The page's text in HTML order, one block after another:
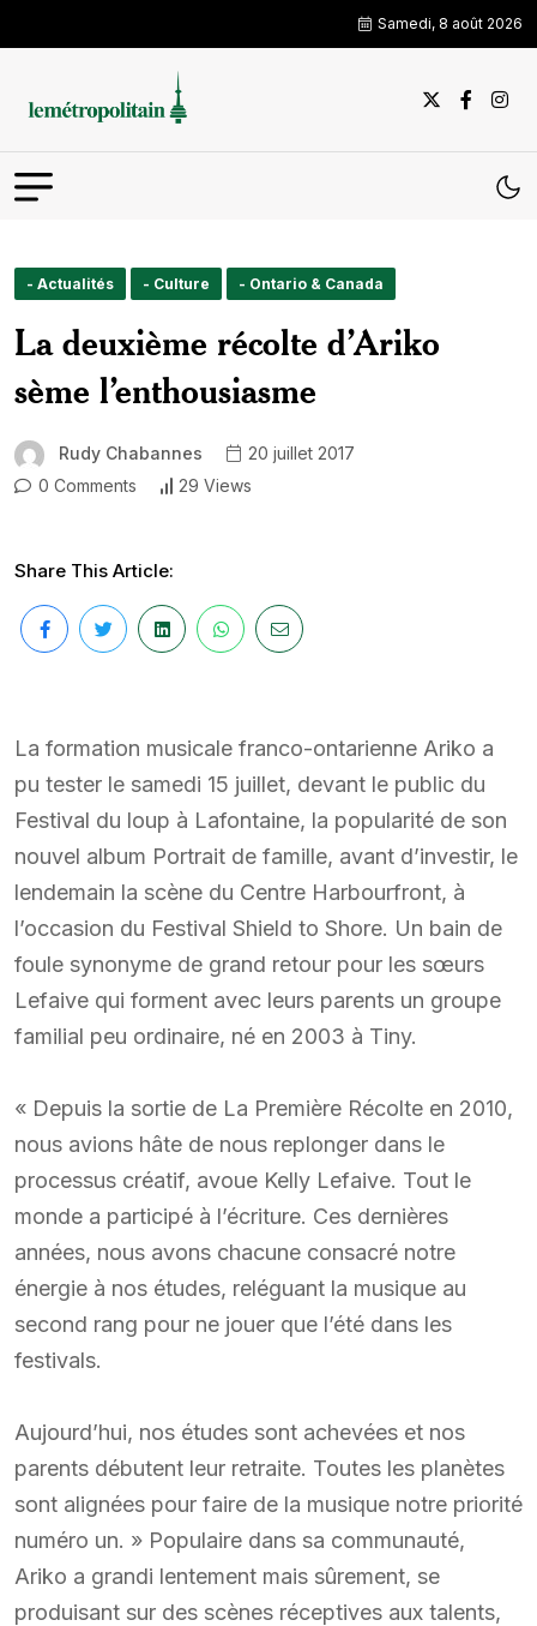
Samedi, 8 août 2026
- Actualités - Culture - Ontario & Canada
La deuxième récolte d’Ariko
sème l’enthousiasme
Rudy Chabannes
20 juillet 2017
0 Comments
29 Views
Share This Article:
La formation musicale franco-ontarienne Ariko a
pu tester le samedi 15 juillet, devant le public du
Festival du loup à Lafontaine, la popularité de son
nouvel album Portrait de famille, avant d’investir, le
lendemain la scène du Centre Harbourfront, à
l’occasion du Festival Shield to Shore. Un bain de
foule synonyme de grand retour pour les sœurs
Lefaive qui forment avec leurs parents un groupe
familial peu ordinaire, né en 2003 à Tiny.
« Depuis la sortie de La Première Récolte en 2010,
nous avions hâte de nous replonger dans le
processus créatif, avoue Kelly Lefaive. Tout le
monde a participé à l’écriture. Ces dernières
années, nous avons chacune consacré notre
énergie à nos études, reléguant la musique au
second rang pour ne jouer que l’été dans les
festivals.
Aujourd’hui, nos études sont achevées et nos
parents débutent leur retraite. Toutes les planètes
sont alignées pour faire de la musique notre priorité
numéro un. » Populaire dans sa communauté,
Ariko a grandi lentement mais sûrement, se
produisant sur des scènes réceptives aux talents,